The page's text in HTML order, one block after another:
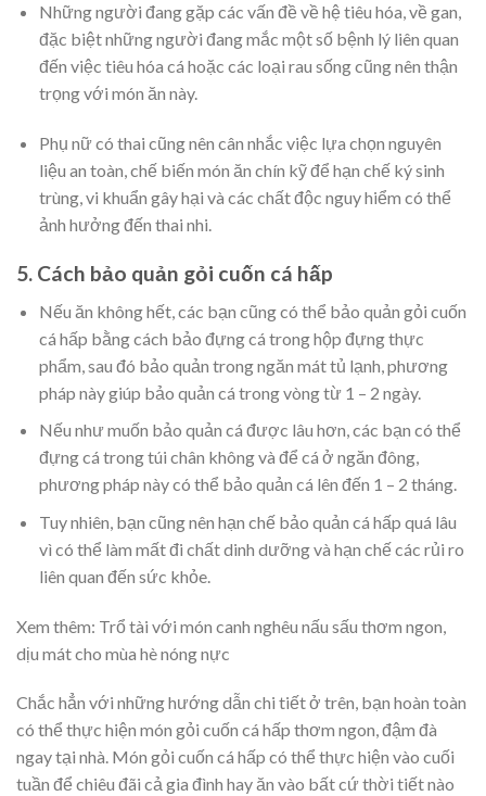
Những người đang gặp các vấn đề về hệ tiêu hóa, về gan,
đặc biệt những người đang mắc một số bệnh lý liên quan
đến việc tiêu hóa cá hoặc các loại rau sống cũng nên thận
trọng với món ăn này.
Phụ nữ có thai cũng nên cân nhắc việc lựa chọn nguyên
liệu an toàn, chế biến món ăn chín kỹ để hạn chế ký sinh
trùng, vi khuẩn gây hại và các chất độc nguy hiểm có thể
ảnh hưởng đến thai nhi.
5. Cách bảo quản gỏi cuốn cá hấp
Nếu ăn không hết, các bạn cũng có thể bảo quản gỏi cuốn
cá hấp bằng cách bảo đựng cá trong hộp đựng thực
phẩm, sau đó bảo quản trong ngăn mát tủ lạnh, phương
pháp này giúp bảo quản cá trong vòng từ 1 – 2 ngày.
Nếu như muốn bảo quản cá được lâu hơn, các bạn có thể
đựng cá trong túi chân không và để cá ở ngăn đông,
phương pháp này có thể bảo quản cá lên đến 1 – 2 tháng.
Tuy nhiên, bạn cũng nên hạn chế bảo quản cá hấp quá lâu
vì có thể làm mất đi chất dinh dưỡng và hạn chế các rủi ro
liên quan đến sức khỏe.
Xem thêm: Trổ tài với món canh nghêu nấu sấu thơm ngon,
dịu mát cho mùa hè nóng nực
Chắc hẳn với những hướng dẫn chi tiết ở trên, bạn hoàn toàn
có thể thực hiện món gỏi cuốn cá hấp thơm ngon, đậm đà
ngay tại nhà. Món gỏi cuốn cá hấp có thể thực hiện vào cuối
tuần để chiêu đãi cả gia đình hay ăn vào bất cứ thời tiết nào